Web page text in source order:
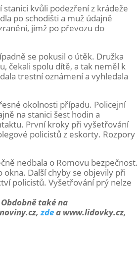
kvůli podezření z krádeže
po schodišti a muž údajně
jimž po převozu do
se pokusil o útěk. Družka
čekali spolu dítě, a tak neměl k
trestní oznámení a vyhledala
okolnosti případu. Policejní
na stanici šest hodin a
První kroky při vyšetřování
policistů z eskorty. Rozpory
nedbala o Romovu bezpečnost.
Další chyby se objevily při
policistů. Vyšetřování prý nelze
Obdobně také na
zdea www.lidovky.cz,